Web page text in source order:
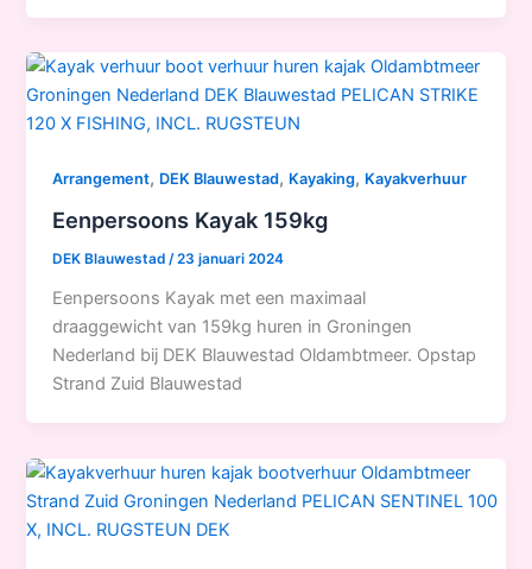
Arrangement, DEK Blauwestad, Kayaking, Kayakverhuur
Eenpersoons Kayak 159kg
DEK Blauwestad /23 januari 2024
Eenpersoons Kayak met een maximaal
draaggewicht van 159kg huren in Groningen
Nederland bij DEK Blauwestad Oldambtmeer. Opstap
Strand Zuid Blauwestad